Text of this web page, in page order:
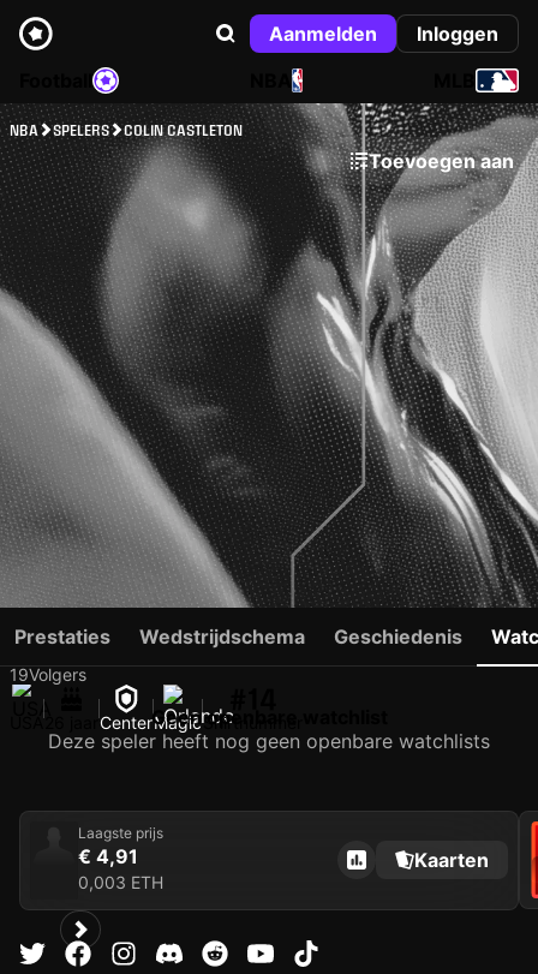
Aanmelden
Inloggen
NBA
NBA SPELERS COLIN CASTLETON
Toevoegen aan
COLIN CASTLETON
19Volgers
CenterMagicShirtnummer
Prestaties Wedstrijdschema Geschiedenis
Geen openbare watchlist
Deze speler heeft nog geen openbare watchlists
Laagste prijs
€ 4,91
0,003 ETH
Kaarten